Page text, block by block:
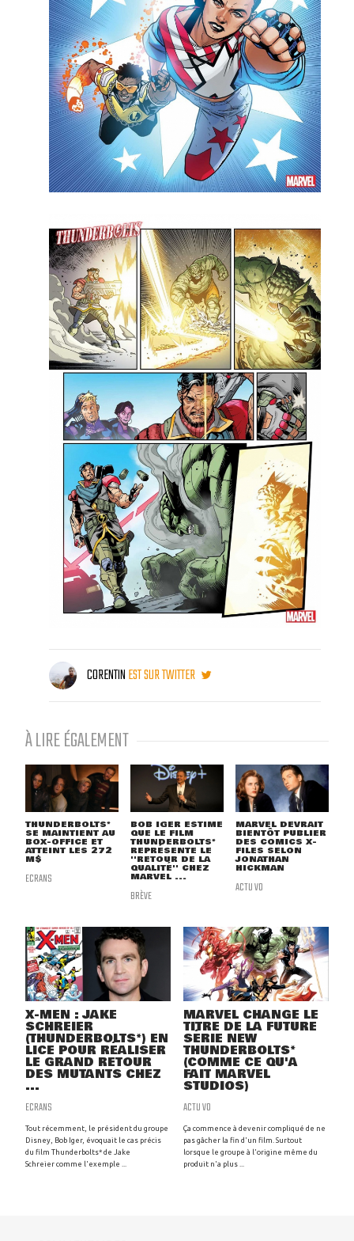
CORENTINEST SUR TWITTER
À LIRE ÉGALEMENT
THUNDERBOLTS*
SE MAINTIENT AU
BOX-OFFICE ET
ATTEINT LES 272
M$
ECRANS
BOB IGER ESTIME
QUE LE FILM
THUNDERBOLTS*
REPRÉSENTE LE
''RETOUR DE LA
QUALITÉ'' CHEZ
MARVEL ...
BRÈVE
MARVEL DEVRAIT
BIENTÔT PUBLIER
DES COMICS X-
FILES SELON
JONATHAN
HICKMAN
ACTU VO
X-MEN : JAKE
SCHREIER
(THUNDERBOLTS*) EN
LICE POUR RÉALISER
LE GRAND RETOUR
DES MUTANTS CHEZ
...
ECRANS
Tout récemment, le président du groupe
Disney, Bob Iger, évoquait le cas précis
du film Thunderbolts* de Jake
Schreier comme l'exemple ...
MARVEL CHANGE LE
TITRE DE LA FUTURE
SÉRIE NEW
THUNDERBOLTS*
(COMME CE QU'A
FAIT MARVEL
STUDIOS)
ACTU VO
Ça commence à devenir compliqué de ne
pas gâcher la fin d'un film. Surtout
lorsque le groupe à l'origine même du
produit n'a plus ...